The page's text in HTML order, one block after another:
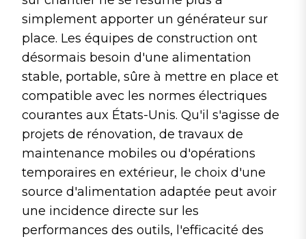
b
o
o
k
dI
n
st r
t
A
p
p
er
simplement apporter un générateur sur
place. Les équipes de construction ont
désormais besoin d'une alimentation
stable, portable, sûre à mettre en place et
compatible avec les normes électriques
courantes aux États-Unis. Qu'il s'agisse de
projets de rénovation, de travaux de
maintenance mobiles ou d'opérations
temporaires en extérieur, le choix d'une
source d'alimentation adaptée peut avoir
une incidence directe sur les
performances des outils, l'efficacité des